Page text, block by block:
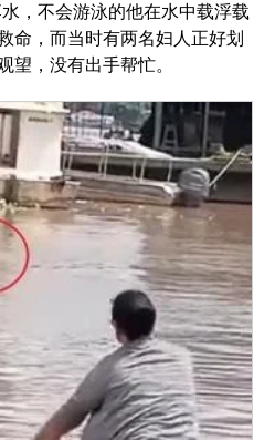
，不会游泳的他在水中载浮载
命，而当时有两名妇人正好划
望，没有出手帮忙。